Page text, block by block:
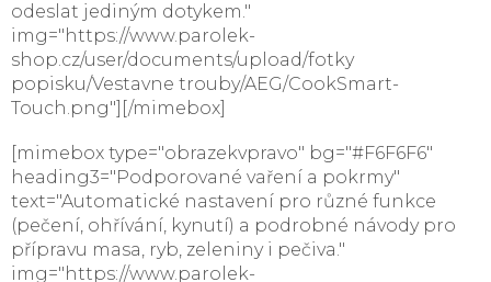
odeslat jediným dotykem."
img="https://www.parolek-
shop.cz/user/documents/upload/fotky
popisku/Vestavne trouby/AEG/CookSmart-
Touch.png"][/mimebox]
[mimebox type="obrazekvpravo" bg="#F6F6F6"
heading3="Podporované vaření a pokrmy"
text="Automatické nastavení pro různé funkce
(pečení, ohřívání, kynutí) a podrobné návody pro
přípravu masa, ryb, zeleniny i pečiva."
img="https://www.parolek-